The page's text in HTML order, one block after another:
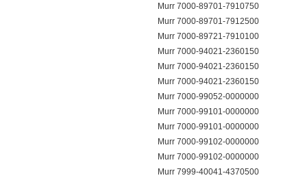
Murr 7000-89701-7910750
Murr 7000-89701-7912500
Murr 7000-89721-7910100
Murr 7000-94021-2360150
Murr 7000-94021-2360150
Murr 7000-94021-2360150
Murr 7000-99052-0000000
Murr 7000-99101-0000000
Murr 7000-99101-0000000
Murr 7000-99102-0000000
Murr 7000-99102-0000000
Murr 7999-40041-4370500